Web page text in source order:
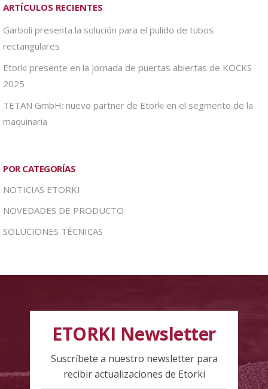
ARTÍCULOS RECIENTES
Garboli presenta la solución para el pulido de tubos
rectangulares
Etorki presente en la jornada de puertas abiertas de KOCKS
2025
TETAN GmbH: nuevo partner de Etorki en el segmento de la
maquinaria
POR CATEGORÍAS
NOTICIAS ETORKI
NOVEDADES DE PRODUCTO
SOLUCIONES TÉCNICAS
ETORKI Newsletter
Suscríbete a nuestro newsletter para
recibir actualizaciones de Etorki